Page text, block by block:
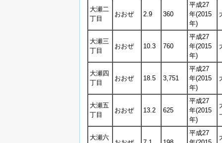
大瀬二
丁目
おおぜ 2.9 360
平成27
年(2015
年)
大瀬三
丁目
おおぜ 10.3 760
平成27
年(2015
年)
大瀬四
丁目
おおぜ 18.5 3,751
平成27
年(2015
年)
大瀬五
丁目
おおぜ 13.2 625
平成27
年(2015
年)
大瀬六
平成27